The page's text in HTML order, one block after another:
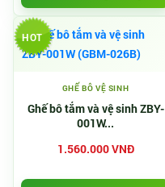
HOT
GHẾ BÔ VỆ SINH
Ghế bô tắm và vệ sinh ZBY-
001W...
1.560.000 VNĐ